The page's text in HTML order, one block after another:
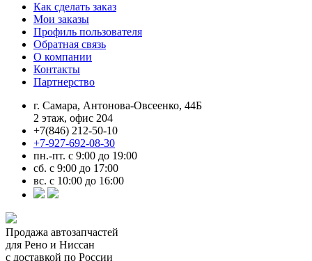
Как сделать заказ
Мои заказы
Профиль пользователя
Обратная связь
О компании
Контакты
Партнерство
г. Самара, Антонова-Овсеенко, 44Б
2 этаж, офис 204
+7(846) 212-50-10
+7-927-692-08-30
пн.-пт. с 9:00 до 19:00
сб. с 9:00 до 17:00
вс. с 10:00 до 16:00
Продажа автозапчастей
для Рено и Ниссан
с доставкой по России